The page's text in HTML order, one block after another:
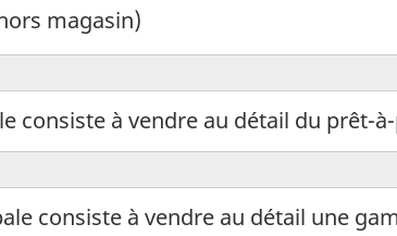
magasin)
consiste à vendre au détail du prêt-
consiste à vendre au détail une